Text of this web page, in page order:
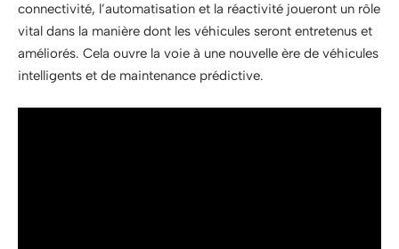
connectivité, l’automatisation et la réactivité joueront un rôle
vital dans la manière dont les véhicules seront entretenus et
améliorés. Cela ouvre la voie à une nouvelle ère de véhicules
intelligents et de maintenance prédictive.